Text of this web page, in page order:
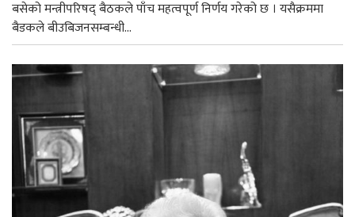
बसेको मन्त्रीपरिषद् बैठकले पाँच महत्वपूर्ण निर्णय गरेको छ । यसैक्रममा
बैडकले बीउबिजनसम्बन्धी...